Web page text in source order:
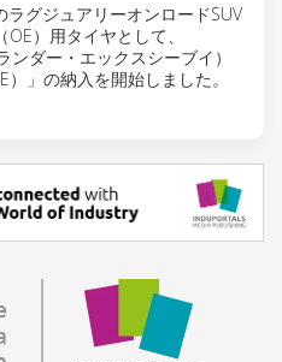
ラグジュアリーオンロードSUV
）用タイヤとして、
ンダー・エックスシーブイ）
）」の納入を開始しました。